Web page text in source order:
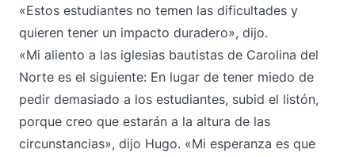
«Estos estudiantes no temen las dificultades y
quieren tener un impacto duradero», dijo.
«Mi aliento a las iglesias bautistas de Carolina del
Norte es el siguiente: En lugar de tener miedo de
pedir demasiado a los estudiantes, subid el listón,
porque creo que estarán a la altura de las
circunstancias», dijo Hugo. «Mi esperanza es que